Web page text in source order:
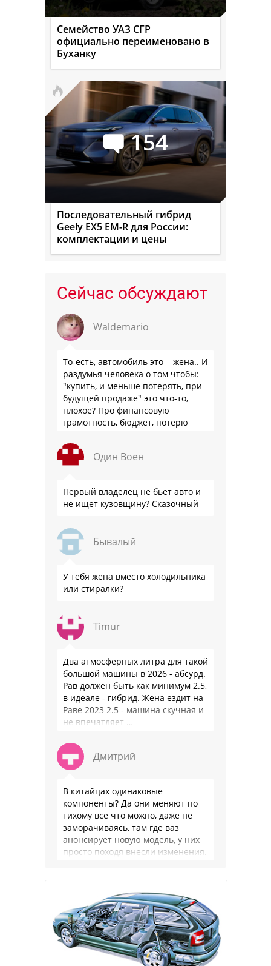
Семейство УАЗ СГР
официально переименовано в
Буханку
154
Последовательный гибрид
Geely EX5 EM-R для России:
комплектации и цены
Сейчас обсуждают
Waldemario
То-есть, автомобиль это = жена.. И
раздумья человека о том чтобы:
"купить, и меньше потерять, при
будущей продаже" это что-то,
плохое? Про финансовую
грамотность, бюджет, потерю
слышали?
Один Воен
Первый владелец не бьёт авто и
не ищет кузовщину? Сказочный
Бывалый
У тебя жена вместо холодильника
или стиралки?
Timur
Два атмосферных литра для такой
большой машины в 2026 - абсурд.
Рав должен быть как минимум 2.5,
в идеале - гибрид. Жена ездит на
Раве 2023 2.5 - машина скучная и
не впечатляет …
Дмитрий
В китайцах одинаковые
компоненты? Да они меняют по
тихому всё что можно, даже не
заморачиваясь, там где ваз
анонсирует новую модель, у них
просто походя внесли изменения.